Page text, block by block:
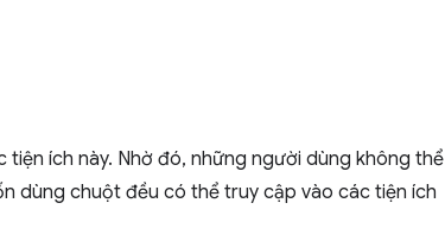
ích này. Nhờ đó, những người dùng không thể
dùng chuột đều có thể truy cập vào các tiện ích